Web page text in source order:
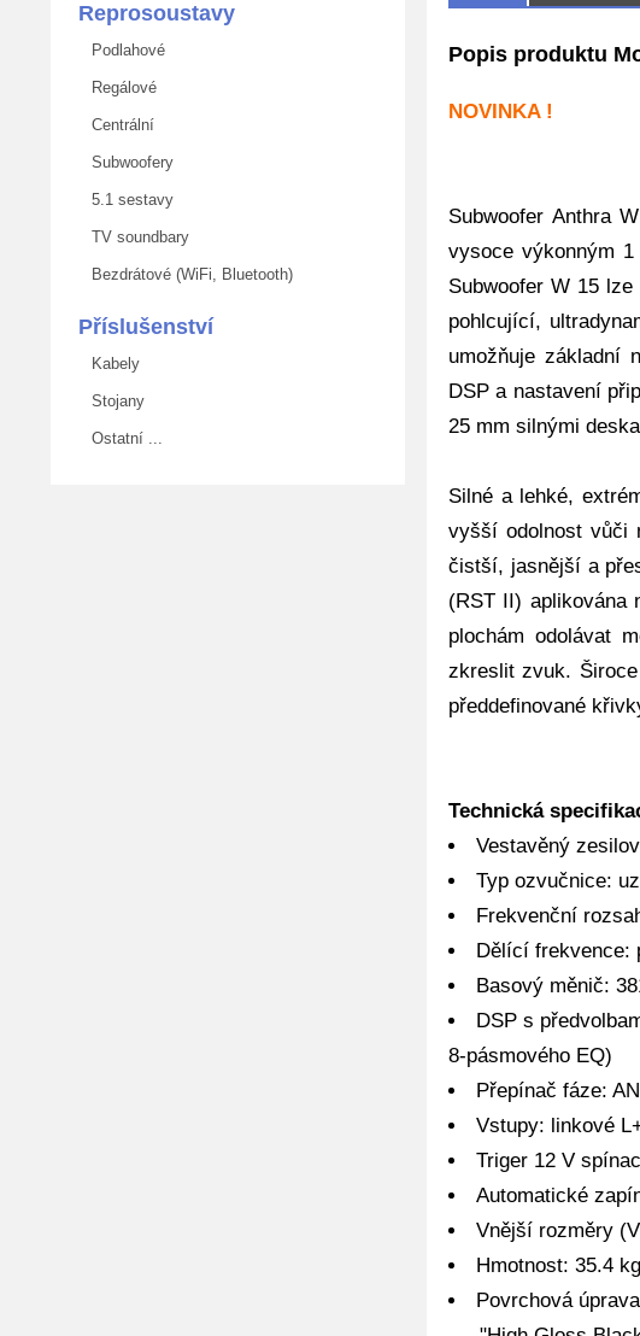
Reprosoustavy
Podlahové
Regálové
Centrální
Subwoofery
5.1 sestavy
TV soundbary
Bezdrátové (WiFi, Bluetooth)
Příslušenství
Kabely
Stojany
Ostatní ...
Popis produktu
NOVINKA !
Subwoofer Anthra
vysoce výkonným
Subwoofer W 15
pohlcující,
umožňuje základní
DSP a nastavení
25 mm silnými
Silné a lehké,
vyšší odolnost vůči
čistší, jasnější a
(RST II) aplikována
plochám odolávat
zkreslit zvuk.
předdefinované
Technická
Vestavěný
Typ ozvučnice:
Frekvenční
Dělící frekvence:
Basový měnič:
DSP s
8-pásmového EQ)
Přepínač fáze:
Vstupy: linkové
Triger 12 V
Automatické
Vnější rozměry
Hmotnost: 35.4 kg
Povrchová